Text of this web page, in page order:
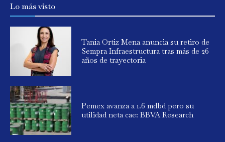
Lo más visto
Tania Ortiz Mena anuncia su retiro de
Sempra Infraestructura tras más de 26
años de trayectoria
Pemex avanza a 1.6 mdbd pero su
utilidad neta cae: BBVA Research